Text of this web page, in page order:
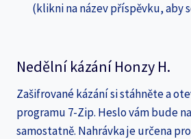
(klikni na název příspěvku, aby
Nedělní kázání Honzy H.
Zašifrované kázání si stáhněte a
programu 7-Zip. Heslo vám bude
samostatně. Nahrávka je určena